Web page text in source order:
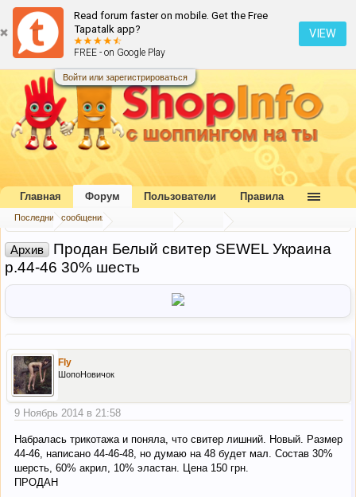
Read forum faster on mobile. Get the Free
Tapatalk app?
FREE - on Google Play
VIEW
Войти или зарегистрироваться
Главная Форум
Архив
Продан Белый свитер SEWEL Украина
р.44-46 30% шесть
Fly
ШопоНовичок
9 Ноябрь 2014 в 21:58
Набралась трикотажа и поняла, что свитер лишний. Новый. Размер
44-46, написано 44-46-48, но думаю на 48 будет мал. Состав 30%
шерсть, 60% акрил, 10% эластан. Цена 150 грн.
ПРОДАН
Главная Форум
Последние сообщения
Пользователи Правила